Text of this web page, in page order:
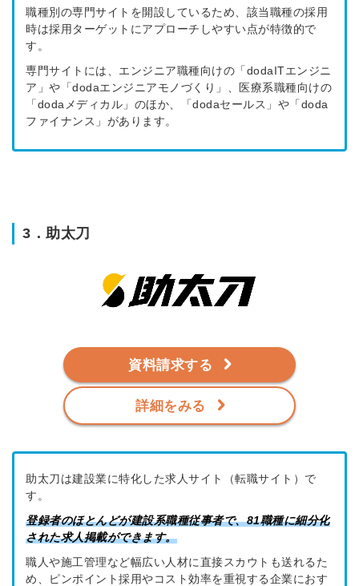
職種別の専門サイトを開設しているため、該当職種の採用
時は採用ターゲットにアプローチしやすい点が特徴的で
す。
専門サイトには、エンジニア職種向けの「dodaITエンジニ
ア」や「dodaエンジニアモノづくり」、医療系職種向けの
「dodaメディカル」のほか、「dodaセールス」や「doda
ファイナンス」があります。
3．助太刀
資料請求する
詳細をみる
助太刀は建設業に特化した求人サイト（転職サイト）で
す。
登録者のほとんどが建設系職種従事者で、81職種に細分化
された求人掲載ができます。
職人や施工管理など幅広い人材に直接スカウトも送れるた
め、ピンポイント採用やコスト効率を重視する企業におす